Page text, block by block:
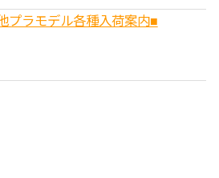
プラモデル各種入荷案内■